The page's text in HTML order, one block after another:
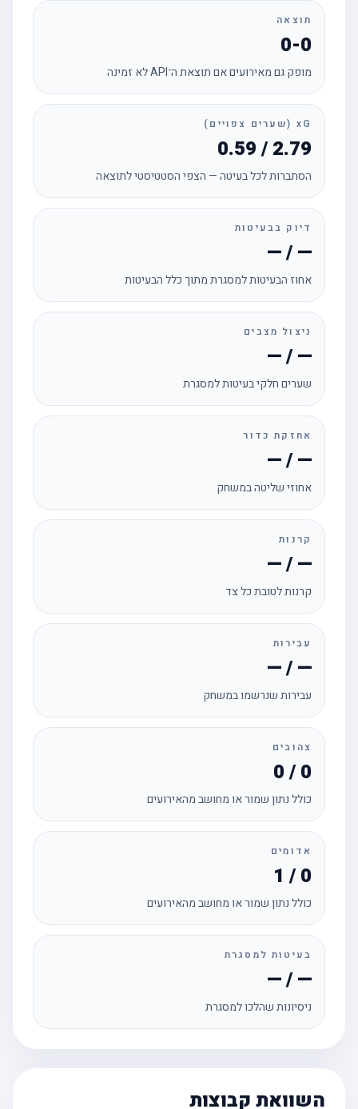
תוצאה
0-0
מופק גם מאירועים אם תוצאת ה־API לא זמינה
xG (שערים צפויים)
0.59 / 2.79
הסתברות לכל בעיטה — הצפי הסטטיסטי לתוצאה
דיוק בבעיטות
— / —
אחוז הבעיטות למסגרת מתוך כלל הבעיטות
ניצול מצבים
— / —
שערים חלקי בעיטות למסגרת
אחזקת כדור
— / —
אחוזי שליטה במשחק
קרנות
— / —
קרנות לטובת כל צד
עבירות
— / —
עבירות שנרשמו במשחק
צהובים
0 / 0
כולל נתון שמור או מחושב מהאירועים
אדומים
1 / 0
כולל נתון שמור או מחושב מהאירועים
בעיטות למסגרת
— / —
ניסיונות שהלכו למסגרת
השוואת קבוצות